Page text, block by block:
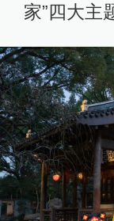
家”四大主